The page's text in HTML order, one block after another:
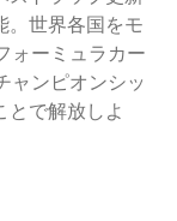
。世界各国をモ
ォーミュラカー
ャンピオンシッ
とで解放しよ